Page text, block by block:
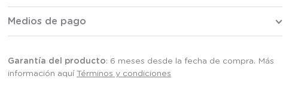
Medios de pago
Garantía del producto: 6 meses desde la fecha de compra. Más
información aquí Términos y condiciones